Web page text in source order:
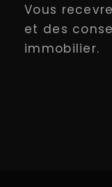
Vous
et des
immobilier.